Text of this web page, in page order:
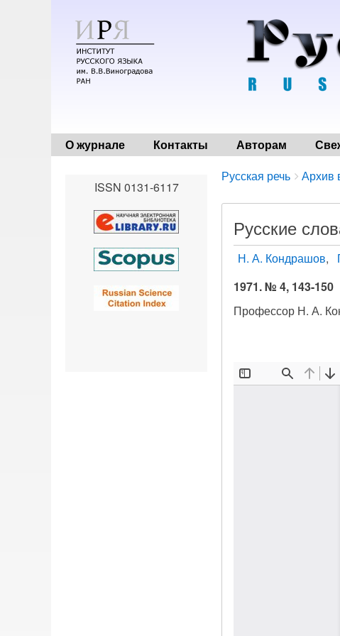
О журнале Контакты Авторам
Breadcrumbs
You
here:
Русская речь Архив
Русские
Н. А. Кондрашов
1971. № 4, 143-150
Профессор Н. А.
ISSN 0131-6117